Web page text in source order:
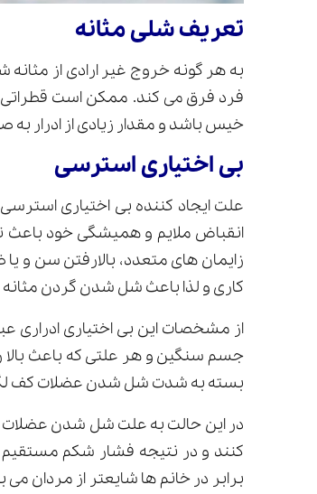
تعریف شلی مثانه
به هر گونه خروج غیر ارادی از
فرد فرق می کند. ممکن است قطراتی
خیس باشد و مقدار زیادی از ادرار به
بی اختیاری استرسی
علت ایجاد کننده بی اختیاری
انقباض ملایم و همیشگی خود باعث
زایمان های متعدد، بالارفتن سن و
کاری و لذا باعث شل شدن گردن
از مشخصات این بی اختیاری ادراری
جسم سنگین و هر علتی که باعث بالا
بسته به شدت شل شدن عضلات کف
در این حالت به علت شل شدن عضلات
کنند و در نتیجه فشار شکم مستقیم
برابر در خانم ها شایعتر از مردان